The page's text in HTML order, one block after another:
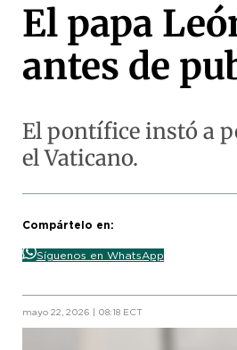
El papa
antes de
El pontífice instó a
el Vaticano.
Compártelo en:
Síguenos en WhatsApp
mayo 22, 2026 | 08:18 ECT